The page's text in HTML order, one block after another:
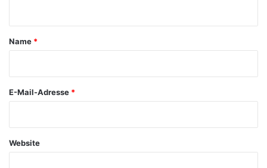
a
Name *
E-Mail-Adresse *
Website